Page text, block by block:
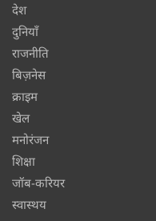
देश
दुनियाँ
राजनीति
बिज़नेस
क्राइम
खेल
मनोरंजन
शिक्षा
जॉब-करियर
स्वास्थय